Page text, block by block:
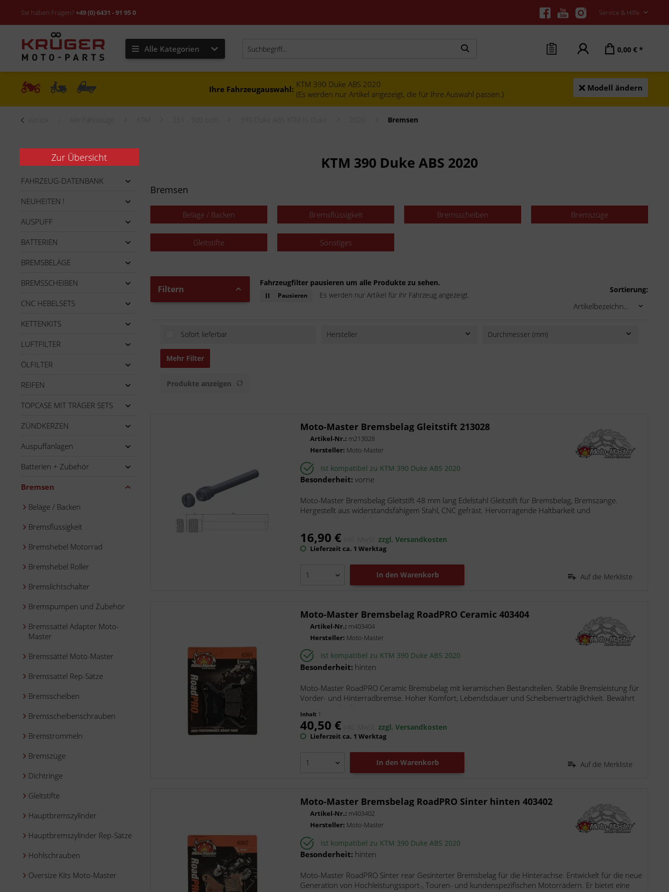
Sie haben Fragen?+49 (0) 6431 - 91 95 0 Service & Hilfe
Alle Kategorien 0,00 € *
Ihre Fahrzeugauswahl: KTM 390 Duke ABS 2020
(Es werden nur Artikel angezeigt, die für Ihre Auswahl passen.)
Modell ändern
Bremsen
FAHRZEUG-DATENBANK
NEUHEITEN !
AUSPUFF
BATTERIEN
BREMSBELÄGE
BREMSSCHEIBEN
CNC HEBELSETS
KETTENKITS
LUFTFILTER
ÖLFILTER
REIFEN
TOPCASE MIT TRÄGER SETS
ZÜNDKERZEN
Auspuffanlagen
Batterien + Zubehör
Bremsen
Beläge / Backen
Bremsflüssigkeit
Bremshebel Motorrad
Bremshebel Roller
Bremslichtschalter
Bremspumpen und Zubehör
Bremssattel Adapter Moto-
Master
Bremssättel Moto-Master
Bremssattel Rep-Sätze
Bremsscheiben
Bremsscheibenschrauben
Bremstrommeln
Bremszüge
Dichtringe
Gleitstifte
Hauptbremszylinder
Hauptbremszylinder Rep-Sätze
Hohlschrauben
Oversize Kits Moto-Master
Zur Übersicht KTM 390 Duke ABS 2020
Bremsen
Beläge / Backen Bremsflüssigkeit Bremsscheiben Bremszüge
Gleitstifte Sonstiges
Filtern
Fahrzeugfilter pausieren um alle Produkte zu sehen.
Pausieren Es werden nur Artikel für ihr Fahrzeug angezeigt.
Sortierung:
Sofort lieferbar Hersteller Durchmesser (mm)
Mehr Filter
Produkte anzeigen
Moto-Master Bremsbelag Gleitstift 213028
Artikel-Nr.: m213028
Hersteller: Moto-Master
Ist kompatibel zu KTM 390 Duke ABS 2020
Besonderheit: vorne
Moto-Master Bremsbelag Gleitstift 48 mm lang Edelstahl Gleitstift für Bremsbelag, Bremszange.
Hergestellt aus widerstandsfähigem Stahl, CNC gefräst. Hervorragende Haltbarkeit und
Korrosionsbeständigkeit. Moto-Master...
16,90 € inkl. MwSt.zzgl. Versandkosten
Lieferzeit ca. 1 Werktag
In den Warenkorb Auf die Merkliste
Moto-Master Bremsbelag RoadPRO Ceramic 403404
Artikel-Nr.: m403404
Hersteller: Moto-Master
Ist kompatibel zu KTM 390 Duke ABS 2020
Besonderheit: hinten
Moto-Master RoadPRO Ceramic Bremsbelag mit keramischen Bestandteilen. Stabile Bremsleistung für
Vorder- und Hinterradbremse. Hoher Komfort, Lebendsdauer und Scheibenverträglichkeit. Bewährt
unter verschiedenen...
Inhalt 1
40,50 € inkl. MwSt.zzgl. Versandkosten
Lieferzeit ca. 1 Werktag
In den Warenkorb Auf die Merkliste
Moto-Master Bremsbelag RoadPRO Sinter hinten 403402
Artikel-Nr.: m403402
Hersteller: Moto-Master
Ist kompatibel zu KTM 390 Duke ABS 2020
Besonderheit: hinten
Moto-Master RoadPRO Sinter rear Gesinterter Bremsbelag für die Hinterachse. Entwickelt für die neue
Generation von Hochleistungssport-, Touren- und kundenspezifischen Motorrädern. Er bietet eine